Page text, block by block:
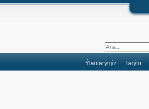
Tarým
Ýlanlarýnýz